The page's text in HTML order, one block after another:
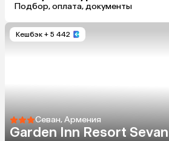
Подбор, оплата, документы
Кешбэк + 5 442
Севан, Армения
Garden Inn Resort Sevan